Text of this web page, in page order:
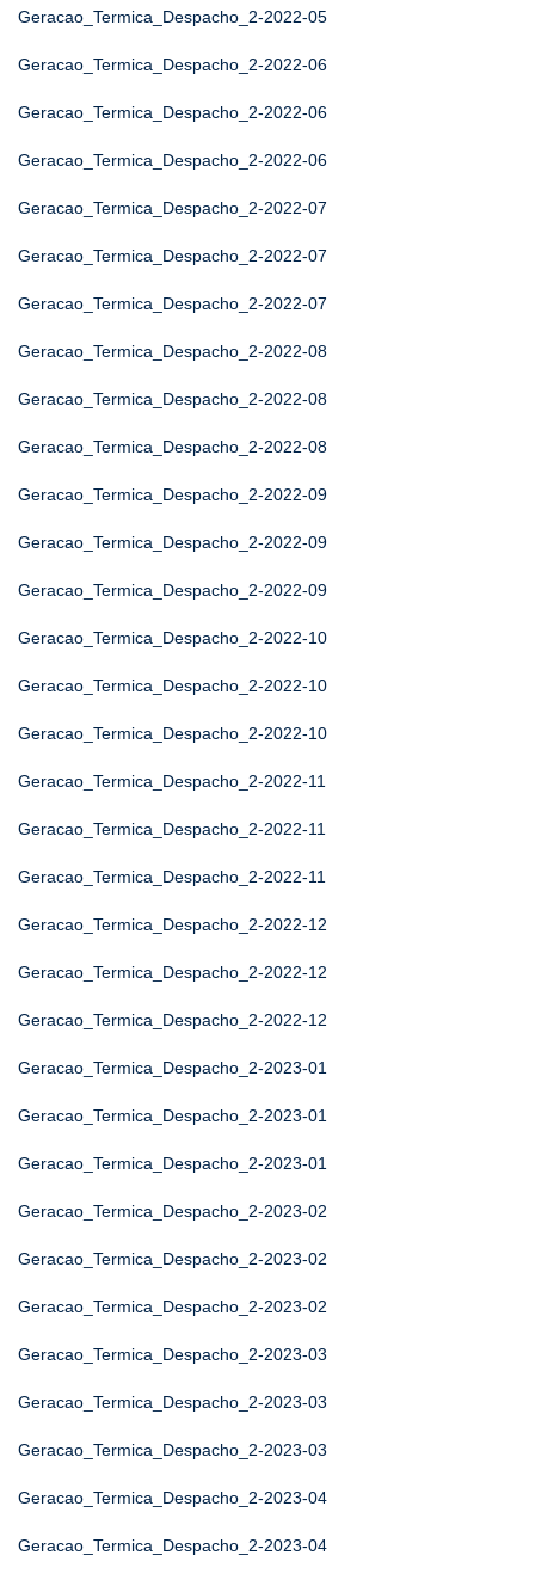
Geracao_Termica_Despacho_2-2022-05
Geracao_Termica_Despacho_2-2022-06
Geracao_Termica_Despacho_2-2022-06
Geracao_Termica_Despacho_2-2022-06
Geracao_Termica_Despacho_2-2022-07
Geracao_Termica_Despacho_2-2022-07
Geracao_Termica_Despacho_2-2022-07
Geracao_Termica_Despacho_2-2022-08
Geracao_Termica_Despacho_2-2022-08
Geracao_Termica_Despacho_2-2022-08
Geracao_Termica_Despacho_2-2022-09
Geracao_Termica_Despacho_2-2022-09
Geracao_Termica_Despacho_2-2022-09
Geracao_Termica_Despacho_2-2022-10
Geracao_Termica_Despacho_2-2022-10
Geracao_Termica_Despacho_2-2022-10
Geracao_Termica_Despacho_2-2022-11
Geracao_Termica_Despacho_2-2022-11
Geracao_Termica_Despacho_2-2022-11
Geracao_Termica_Despacho_2-2022-12
Geracao_Termica_Despacho_2-2022-12
Geracao_Termica_Despacho_2-2022-12
Geracao_Termica_Despacho_2-2023-01
Geracao_Termica_Despacho_2-2023-01
Geracao_Termica_Despacho_2-2023-01
Geracao_Termica_Despacho_2-2023-02
Geracao_Termica_Despacho_2-2023-02
Geracao_Termica_Despacho_2-2023-02
Geracao_Termica_Despacho_2-2023-03
Geracao_Termica_Despacho_2-2023-03
Geracao_Termica_Despacho_2-2023-03
Geracao_Termica_Despacho_2-2023-04
Geracao_Termica_Despacho_2-2023-04